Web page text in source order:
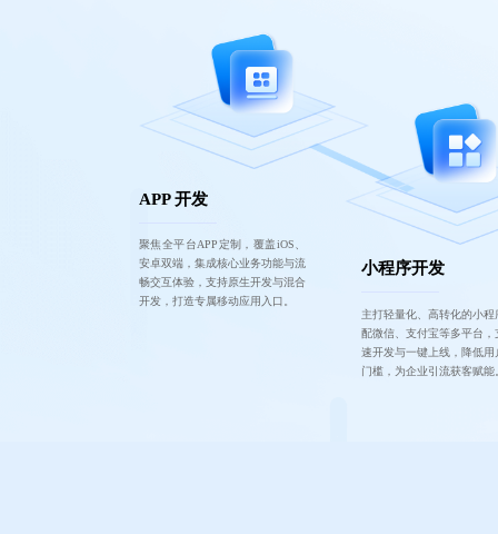
APP 开发
聚焦全平台APP定制，覆盖iOS、
安卓双端，集成核心业务功能与流
畅交互体验，支持原生开发与混合
开发，打造专属移动应用入口。
小程序开发
主打轻量化、高转化的小程
配微信、支付宝等多平台，
速开发与一键上线，降低用
门槛，为企业引流获客赋能